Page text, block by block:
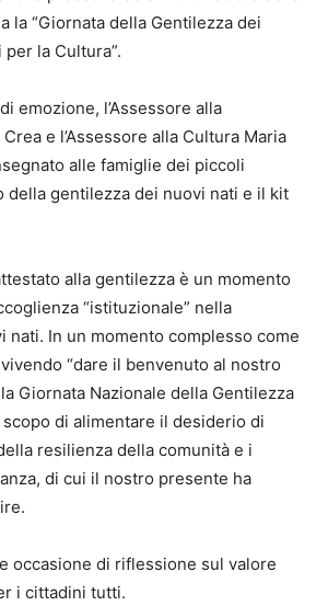
la “Giornata della Gentilezza dei
per la Cultura”.
emozione, l’Assessore alla
e l’Assessore alla Cultura Maria
alle famiglie dei piccoli
della gentilezza dei nuovi nati e il kit
alla gentilezza è un momento
“istituzionale” nella
nati. In un momento complesso come
“dare il benvenuto al nostro
Giornata Nazionale della Gentilezza
di alimentare il desiderio di
resilienza della comunità e i
di cui il nostro presente ha
occasione di riflessione sul valore
i cittadini tutti.